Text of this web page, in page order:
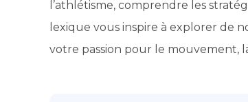
l’athlétisme, comprendre les
lexique vous inspire à explorer de
votre passion pour le mouvement,